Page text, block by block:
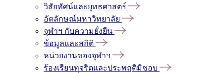
วิสัยทัศน์และยุทธศาสตร์
อัตลักษณ์มหาวิทยาลัย
จุฬาฯ กับความยั่งยืน
ข้อมูลและสถิติ
หน่วยงานของจุฬาฯ
ร้องเรียนทุจริตและประพฤติมิชอบ